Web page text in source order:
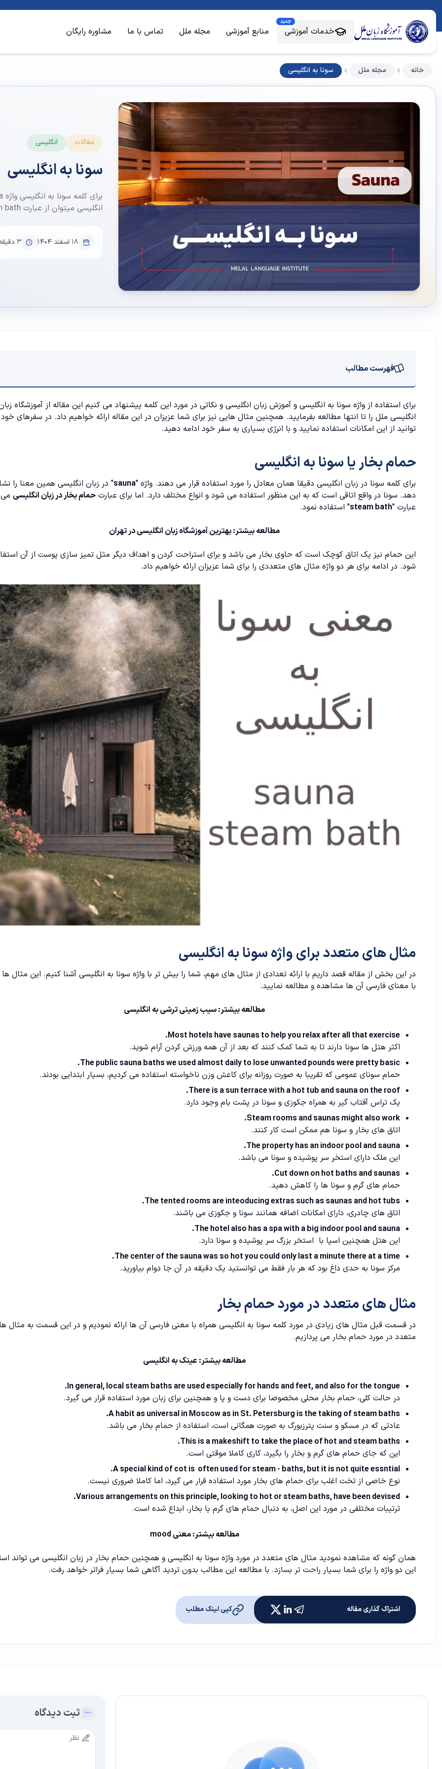
خدمات آموزشی
جدید
منابع آموزشی مجله ملل تماس با ما مشاوره رایگان
خانه مجله ملل سونا به انگلیسی
مقالات انگلیسی
سونا به انگلیسی
انگلیسی میتوان از عبارت steam bath استفاده نمود.
۱۸ اسفند ۱۴۰۴ 3
فهرست مطالب
حمام بخار یا سونا به انگلیسی
مثال های متعدد برای واژه سونا به انگلیسی
برای استفاده از واژه سونا به انگلیسی و آموزش زبان انگلیسی و نکاتی در مورد این کلمه پیشنهاد می کنیم این مقاله از آموزشگاه
انگلیسی ملل را تا انتها مطالعه بفرمایید. همچنین مثال هایی نیز برای شما عزیزان در این مقاله ارائه خواهیم داد. در سفرهای
توانید از این امکانات استفاده نمایید و با انرژی بسیاری به سفر خود ادامه دهید‌.
حمام بخار یا سونا به انگلیسی
برای کلمه سونا در زبان انگلیسی دقیقا همان معادل را مورد استفاده قرار می دهند. واژه "sauna" در زبان انگلیسی همین معنا را
دهد. سونا در واقع اتاقی است که به این منظور استفاده می شود و انواع مختلف دارد. اما برای عبارت حمام بخار در زبان انگلیسی می
عبارت "steam bath" استفاده نمود.
مطالعه بیشتر:بهترین آموزشگاه زبان انگلیسی در تهران
این حمام نیز یک اتاق کوچک است که حاوی بخار می باشد و برای استراحت کردن و اهداف دیگر مثل تمیز سازی پوست از آن
شود. در ادامه برای هر دو واژه مثال های متعددی را برای شما عزیزان ارائه خواهیم داد.
مثال های متعدد برای واژه سونا به انگلیسی
در این بخش از مقاله قصد داریم با ارائه تعدادی از مثال های مهم، شما را بیش تر با واژه سونا به انگلیسی آشنا کنیم. این مثال ها
با معنای فارسی آن ها مشاهده و مطالعه نمایید.
مطالعه بیشتر:سیب زمینی ترشی به انگلیسی
Most hotels have saunas to help you relax after all that exercise.
اکثر هتل ها سونا دارند تا به شما کمک کنند که بعد از آن همه ورزش کردن آرام شوید.
The public sauna baths we used almost daily to lose unwanted pounds were pretty basic.
حمام سونای عمومی که تقریبا به صورت روزانه برای کاعش وزن ناخواسته استفاده می کردیم، بسیار ابتدایی بودند.
There is a sun terrace with a hot tub and sauna on the roof.
یک تراس آفتاب گیر به همراه جکوزی و سونا در پشت بام وجود دارد.
Steam rooms and saunas might also work.
اتاق های بخار و سونا هم ممکن است کار کنند.
The property has an indoor pool and sauna.
این ملک دارای استخر سر پوشیده و سونا می باشد.
Cut down on hot baths and saunas.
حمام های گرم و سونا ها را کاهش دهید.
The tented rooms are inteoducing extras such as saunas and hot tubs.
اتاق های چادری، دارای امکانات اضافه همانند سونا و جکوزی می باشند.
The hotel also has a spa with a big indoor pool and sauna.
این هتل همچنین اسپا با استخر بزرگ سر پوشیده و سونا دارد.
The center of the sauna was so hot you could only last a minute there at a time.
مرکز سونا به حدی داغ بود که هر بار فقط می توانستید یک دقیقه در آن جا دوام بیاورید.
مثال های متعدد در مورد حمام بخار
در قسمت قبل مثال های زیادی در مورد کلمه سونا به انگلیسی همراه با معنی فارسی آن ها ارائه نمودیم و در این قسمت به مثال
متعدد در مورد حمام بخار می پردازیم.
مطالعه بیشتر: عینک به انگلیسی
In general, local steam baths are used especially for hands and feet, and also for the tongue.
در حالت کلی، حمام بخار محلی مخصوصا برای دست و پا و همچنین برای زبان مورد استفاده قرار می گیرد.
A habit as universal in Moscow as in St. Petersburg is the taking of steam baths.
عادتی که در مسکو و سنت پترزبورگ به صورت همگانی است، استفاده از حمام بخار می باشد.
This is a makeshift to take the place of hot and steam baths.
این که جای حمام های گرم و بخار را بگیرد، کاری کاملا موقتی است.
A special kind of cot is often used for steam - baths, but it is not quite essntial.
نوع خاصی از تخت اغلب برای حمام های بخار مورد استفاده قرار می گیرد، اما کاملا ضروری نیست.
Various arrangements on this principle, looking to hot or steam baths, have been devised.
ترتیبات مختلفی در مورد این اصل، به دنبال حمام های گرم یا بخار، ابداع شده است.
مطالعه بیشتر:معنی mood
همان گونه که مشاهده نمودید مثال های متعدد در مورد واژه سونا به انگلیسی و همچنین حمام بخار در زبان انگلیسی می تواند
این دو واژه را برای شما بسیار راحت تر بسازد. با مطالعه این مطالب بدون تردید آگاهی شما بسیار فراتر خواهد رفت.
کپی لینک مطلب اشتراک گذاری مقاله
ثبت دیدگاه